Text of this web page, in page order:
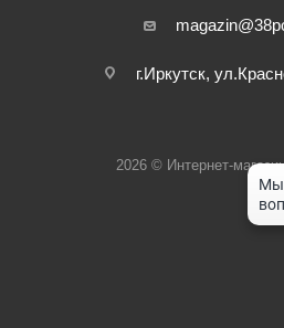
г.Иркутск,
2026 © Интернет-